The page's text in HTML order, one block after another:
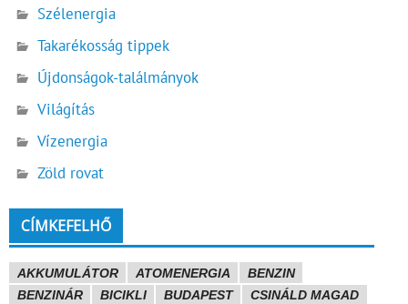
Szélenergia
Takarékosság tippek
Újdonságok-találmányok
Világítás
Vízenergia
Zöld rovat
CÍMKEFELHŐ
AKKUMULÁTOR ATOMENERGIA
BENZIN
BENZINÁR
BICIKLI BUDAPEST
CSINÁLD MAGAD